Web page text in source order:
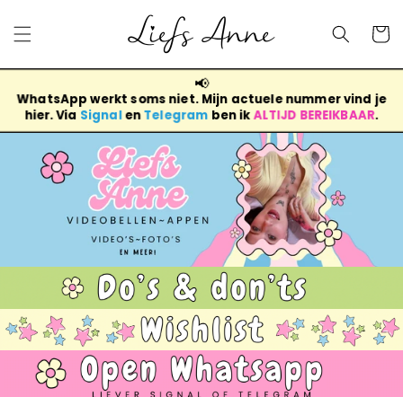
content
📢
WhatsApp werkt soms niet. Mijn actuele nummer vind je
hier. ViaSignalenTelegram ben ikALTIJD BEREIKBAAR.